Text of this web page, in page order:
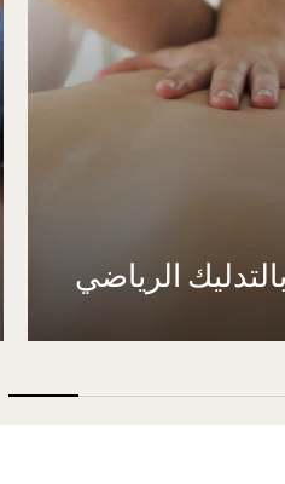
الرياضي